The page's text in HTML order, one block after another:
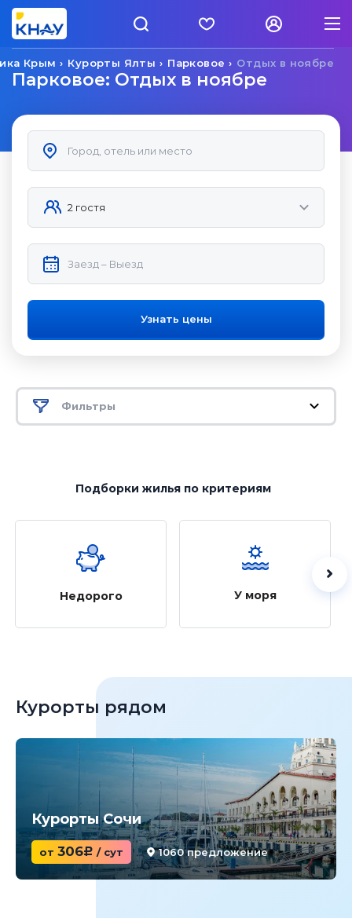
Отдых в ноябре
Парковое
Курорты Ялты
Крым
Парковое: Отдых в ноябре
Узнать цены
Фильтры
Подборки жильяпо критериям
Недорого У моря
Курорты рядом
Курорты Сочи
от 306c / сут 1060 предложение